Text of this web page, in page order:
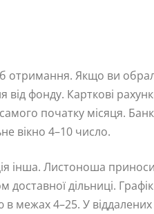
отримання. Якщо ви
від фонду. Карткові
початку місяця.
вікно 4–10 число.
інша. Листоноша
дільниці.
межах 4–25. У